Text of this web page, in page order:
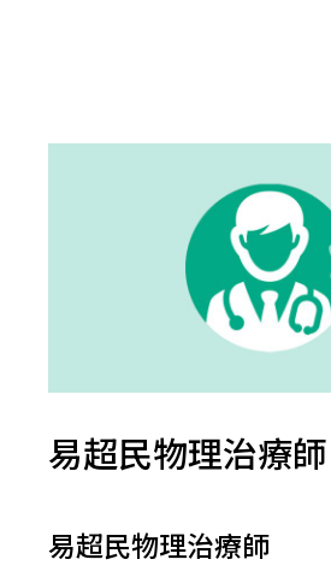
易超民物理治療師
易超民物理治療師